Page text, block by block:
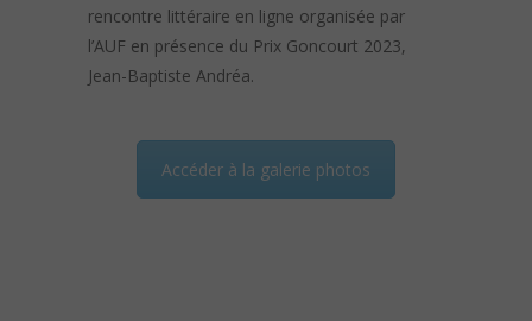
rencontre littéraire en ligne organisée par
l’AUF en présence du Prix Goncourt 2023,
Jean-Baptiste Andréa.
Accéder à la galerie photos